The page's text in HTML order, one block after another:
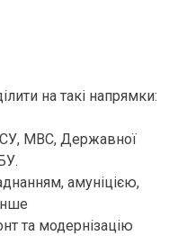
на такі напрямки:
МВС, Державної
амуніцією,
та модернізацію